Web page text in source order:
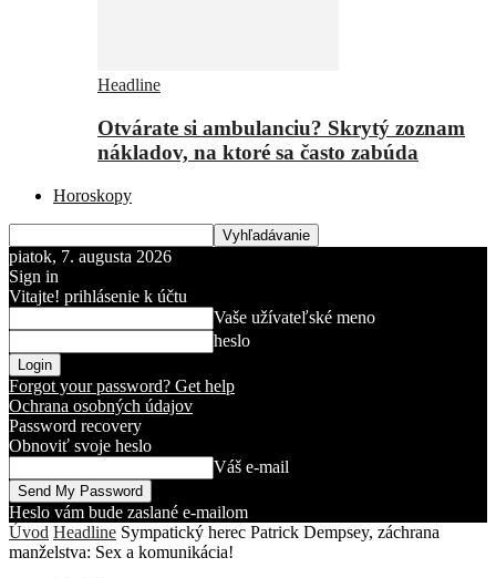
Headline
Otvárate si ambulanciu? Skrytý zoznam
nákladov, na ktoré sa často zabúda
Horoskopy
piatok, 7. augusta 2026
Sign in
Vitajte! prihlásenie k účtu
Vaše užívateľské meno
heslo
Forgot your password? Get help
Ochrana osobných údajov
Password recovery
Obnoviť svoje heslo
Váš e-mail
Heslo vám bude zaslané e-mailom
Úvod Headline Sympatický herec Patrick Dempsey, záchrana
manželstva: Sex a komunikácia!